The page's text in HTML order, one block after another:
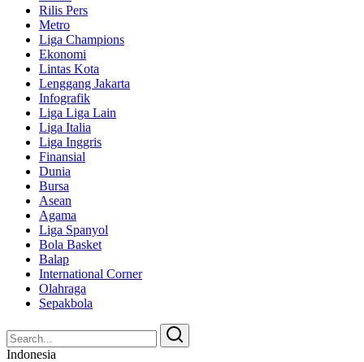
Rilis Pers
Metro
Liga Champions
Ekonomi
Lintas Kota
Lenggang Jakarta
Infografik
Liga Liga Lain
Liga Italia
Liga Inggris
Finansial
Dunia
Bursa
Asean
Agama
Liga Spanyol
Bola Basket
Balap
International Corner
Olahraga
Sepakbola
Search
for:
Search
Indonesia